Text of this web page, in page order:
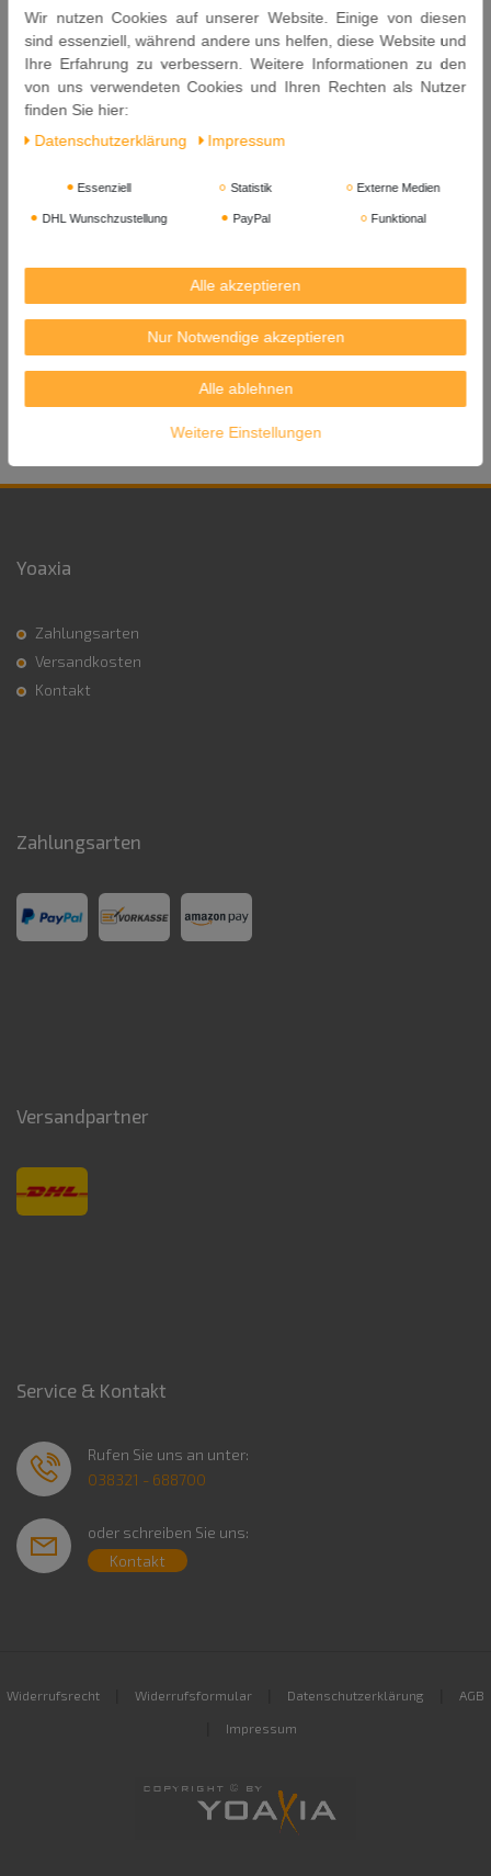
EU-Verantwortlicher
Teekanne Filter KLEIN Ø ca. 5.5cm
Durchmesser Sieb oben: ca. 5.5 cm
Durchmesser Sieb unten: ca. 3.2 cm
Höhe: ca. 4.0 cm
Herkunft: China
Yoaxia
Zahlungsarten
Versandkosten
Kontakt
Zahlungsarten
Versandpartner
Service & Kontakt
Rufen Sie uns an unter:
038321 - 688700
oder schreiben Sie uns:
Kontakt
Widerrufsrecht Widerrufsformular Datenschutzerklärung AGB
Impressum
Wir nutzen Cookies auf unserer Website. Einige von diesen
sind essenziell, während andere uns helfen, diese Website und
Ihre Erfahrung zu verbessern. Weitere Informationen zu den
von uns verwendeten Cookies und Ihren Rechten als Nutzer
finden Sie hier:
Daten­schutz­erklärung
Impressum
Essenziell Statistik Externe Medien
DHL Wunschzustellung PayPal Funktional
Alle akzeptieren
Nur Notwendige akzeptieren
Alle ablehnen
Weitere Einstellungen